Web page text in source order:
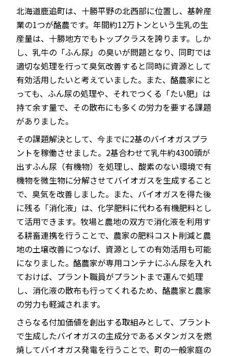
北海道鹿追町は、十勝平野の北西部に位置し、基幹産
業の1つが酪農です。年間約12万トンという生乳の生
産量は、十勝地方でもトップクラスを誇ります。しか
し、乳牛の「ふん尿」の臭いが問題となり、同町では
適切な処理を行って臭気改善すると同時に資源として
有効活用したいと考えていました。また、酪農家にと
っても、ふん尿の処理や、それでつくる「たい肥」は
持て余す量で、その散布にも多くの労力を要する課題
がありました。
その課題解決として、今までに2基のバイオガスプラ
ントを稼働させました。2基合わせて乳牛約4300頭が
出すふん尿（有機物）を処理し、酸素のない環境で有
機物を微生物に分解させてバイオガスを生成すること
で、臭気を改善しました。また、バイオガスを得た後
に残る「消化液」は、化学肥料に代わる有機肥料とし
て活用できます。牧場と農地の双方で消化液を利用す
る耕畜連携を行うことで、農家の肥料コスト削減と農
地の土壌改善につなげ、資源としての有効活用も可能
になりました。酪農家が専用コンテナにふん尿を入れ
ておけば、プラント職員がプラントまで運んで処理
し、消化液の散布も行ってくれるため、酪農家と農家
の労力も軽減されます。
さらなる付加価値を創出する取組みとして、プラント
で生成したバイオガスの主成分であるメタンガスを燃
焼してバイオガス発電を行うことで、町の一般家庭の